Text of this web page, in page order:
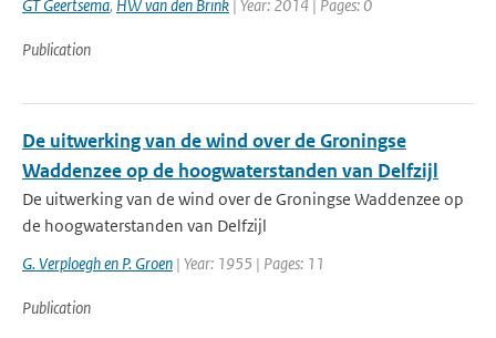
GT Geertsema, HW van den Brink | Year: 2014 | Pages: 0
Publication
De uitwerking van de wind over de Groningse
Waddenzee op de hoogwaterstanden van Delfzijl
De uitwerking van de wind over de Groningse Waddenzee op
de hoogwaterstanden van Delfzijl
G. Verploegh en P. Groen | Year: 1955 | Pages: 11
Publication